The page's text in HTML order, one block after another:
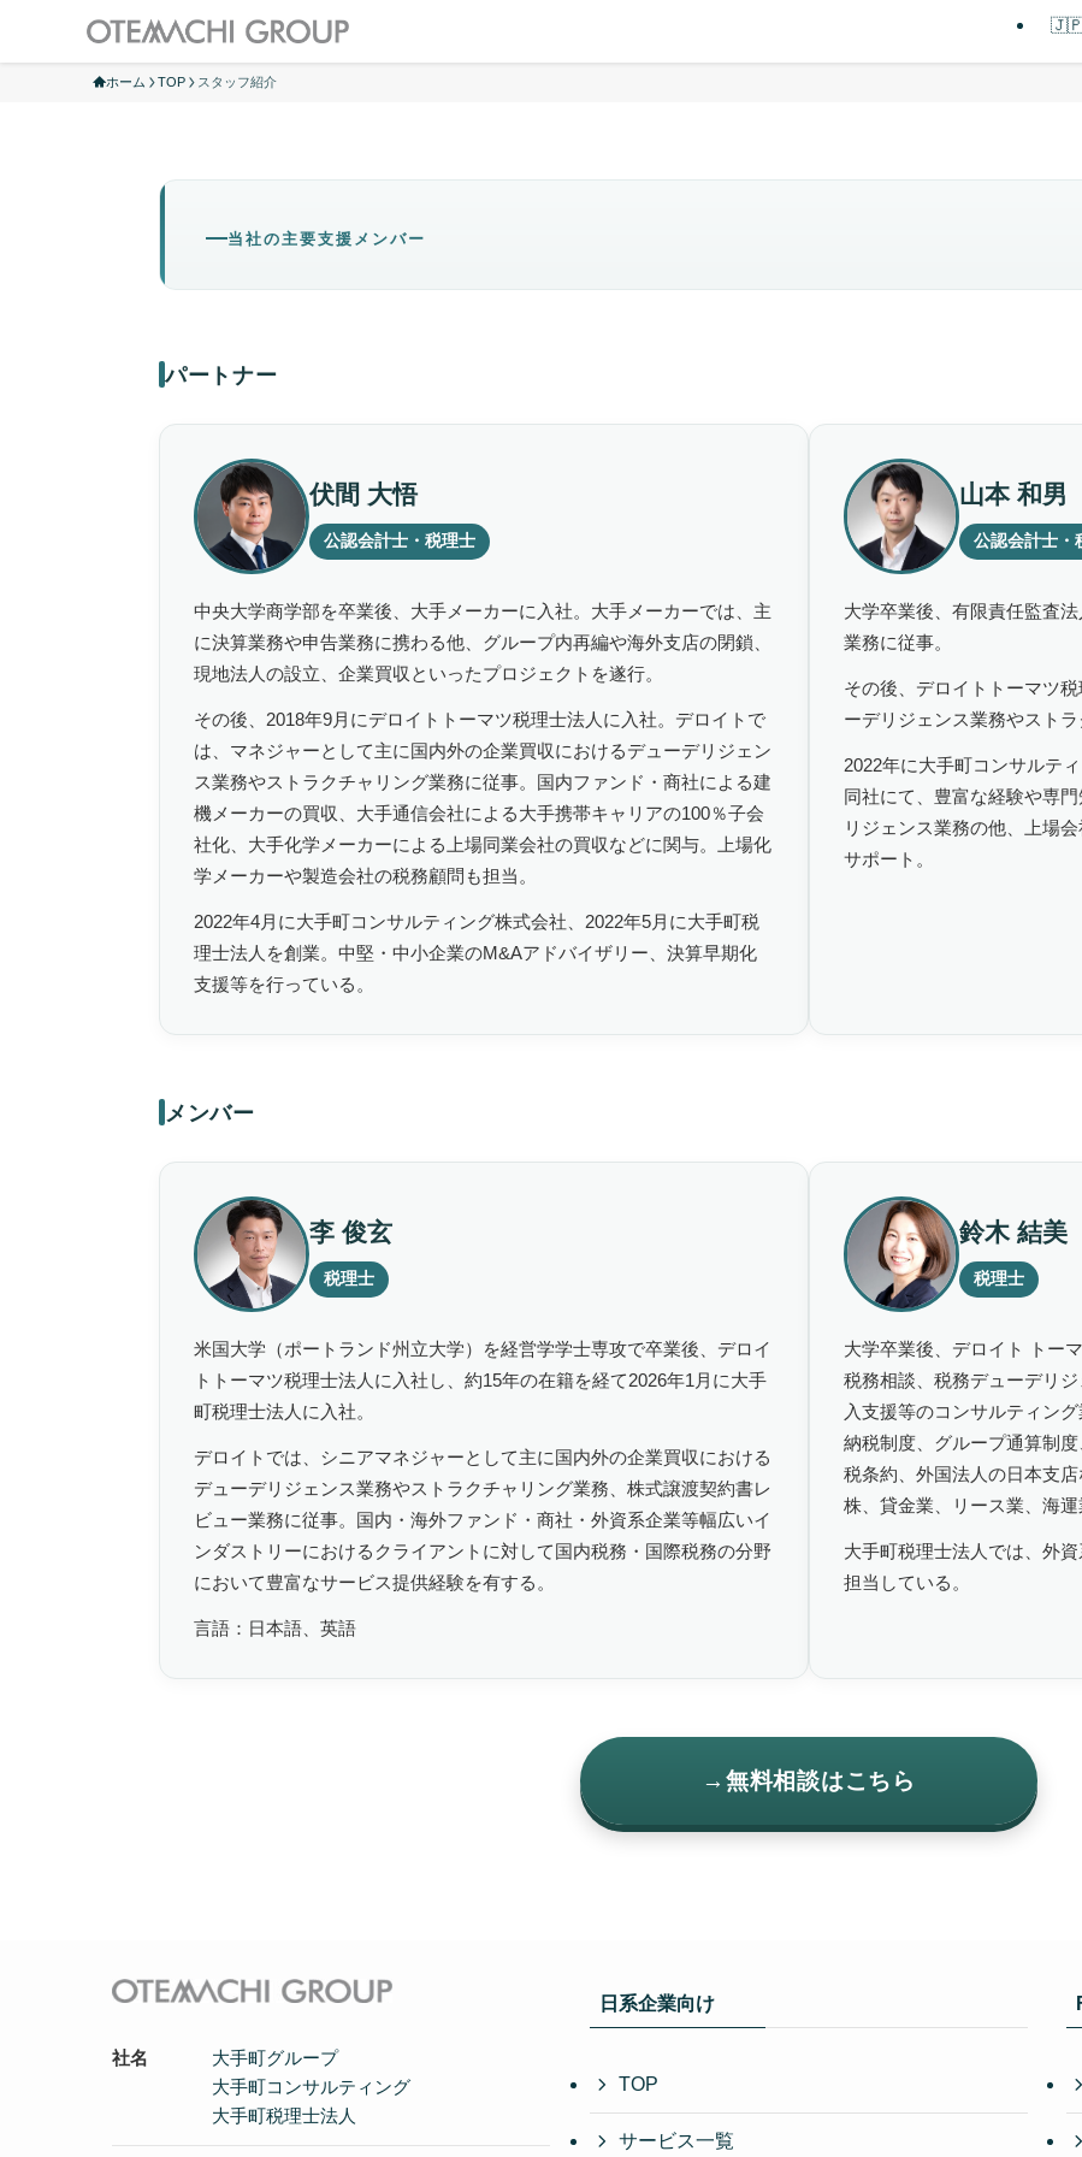
🇯🇵
ホーム TOP スタッフ紹介
当社の主要支援メンバー
パートナー
伏間 大悟
公認会計士・税理士
中央大学商学部を卒業後、大手メーカーに入社。大手メーカーでは、主
に決算業務や申告業務に携わる他、グループ内再編や海外支店の閉鎖、
現地法人の設立、企業買収といったプロジェクトを遂行。
その後、2018年9月にデロイトトーマツ税理士法人に入社。デロイトで
は、マネジャーとして主に国内外の企業買収におけるデューデリジェン
ス業務やストラクチャリング業務に従事。国内ファンド・商社による建
機メーカーの買収、大手通信会社による大手携帯キャリアの100％子会
社化、大手化学メーカーによる上場同業会社の買収などに関与。上場化
学メーカーや製造会社の税務顧問も担当。
2022年4月に大手町コンサルティング株式会社、2022年5月に大手町税
理士法人を創業。中堅・中小企業のM&Aアドバイザリー、決算早期化
支援等を行っている。
山本 和男
公認会計士・
大学卒業後、有限責任監査
業務に従事。
その後、デロイトトーマツ
ーデリジェンス業務やストラ
2022年に大手町コンサルテ
同社にて、豊富な経験や専
リジェンス業務の他、上場
サポート。
メンバー
李 俊玄
税理士
米国大学（ポートランド州立大学）を経営学学士専攻で卒業後、デロイ
トトーマツ税理士法人に入社し、約15年の在籍を経て2026年1月に大手
町税理士法人に入社。
デロイトでは、シニアマネジャーとして主に国内外の企業買収における
デューデリジェンス業務やストラクチャリング業務、株式譲渡契約書レ
ビュー業務に従事。国内・海外ファンド・商社・外資系企業等幅広いイ
ンダストリーにおけるクライアントに対して国内税務・国際税務の分野
において豊富なサービス提供経験を有する。
言語：日本語、英語
鈴木 結美
税理士
大学卒業後、デロイト トー
税務相談、税務デューデリ
入支援等のコンサルティン
納税制度、グループ通算制
税条約、外国法人の日本支
株、貸金業、リース業、海
大手町税理士法人では、外
担当している。
→ 無料相談はこちら
社名
大手町グループ
大手町コンサルティング
大手町税理士法人
日系企業向け
TOP
サービス一覧